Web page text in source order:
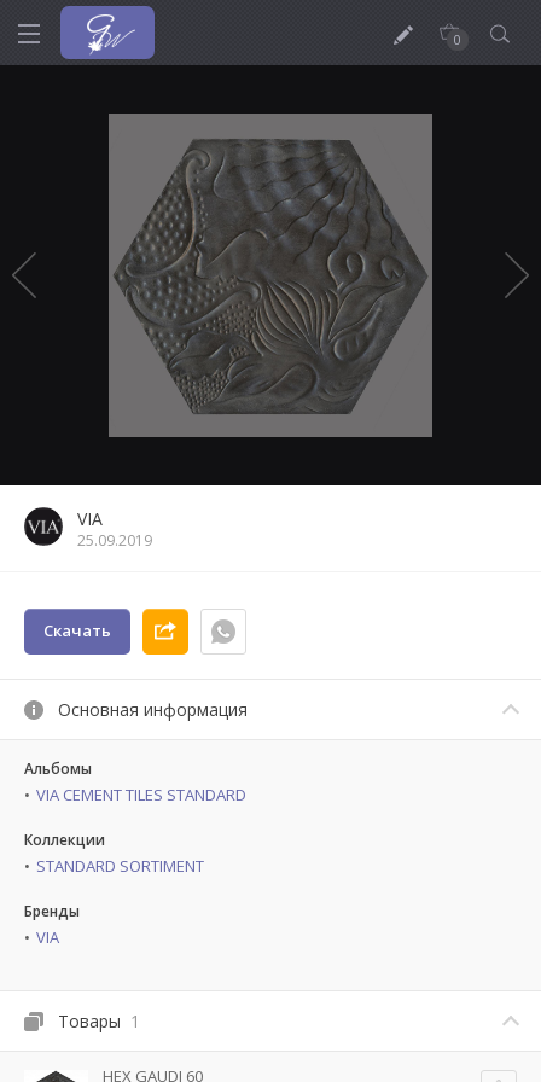
0
VIA
25.09.2019
Скачать
Основная информация
Альбомы
VIA CEMENT TILES STANDARD
Коллекции
STANDARD SORTIMENT
Бренды
VIA
Товары 1
HEX GAUDI 60